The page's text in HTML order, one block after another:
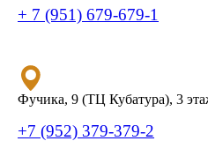
+ 7 (951) 679-679-1
Фучика, 9 (ТЦ Кубатура), 3
+7 (952) 379-379-2